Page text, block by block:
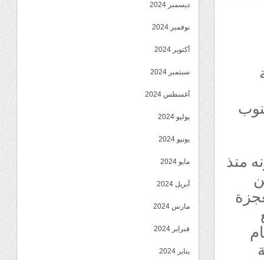
منذ
ديسمبر 2024
نوفمبر 2024
أكتوبر 2024
سبتمبر 2024
أغسطس 2024
يوليو 2024
يونيو 2024
مايو 2024
أبريل 2024
مارس 2024
فبراير 2024
يناير 2024